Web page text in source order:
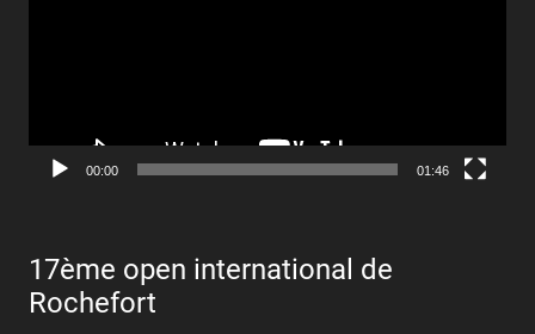
00:00 01:46
17ème open international de
Rochefort